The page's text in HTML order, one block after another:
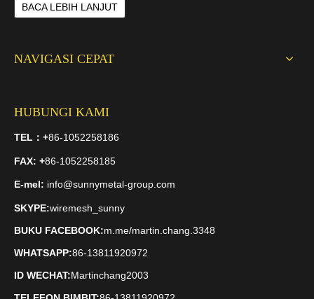
BACA LEBIH LANJUT
NAVIGASI CEPAT
HUBUNGI KAMI
TEL： +86-1052258186
FAX: +86-1052258185
E-mel: info@sunnymetal-group.com
SKYPE:wiremesh_sunny
BUKU FACEBOOK:m.me/martin.chang.3348
WHATSAPP:86-13811920972
ID WECHAT:Martinchang2003